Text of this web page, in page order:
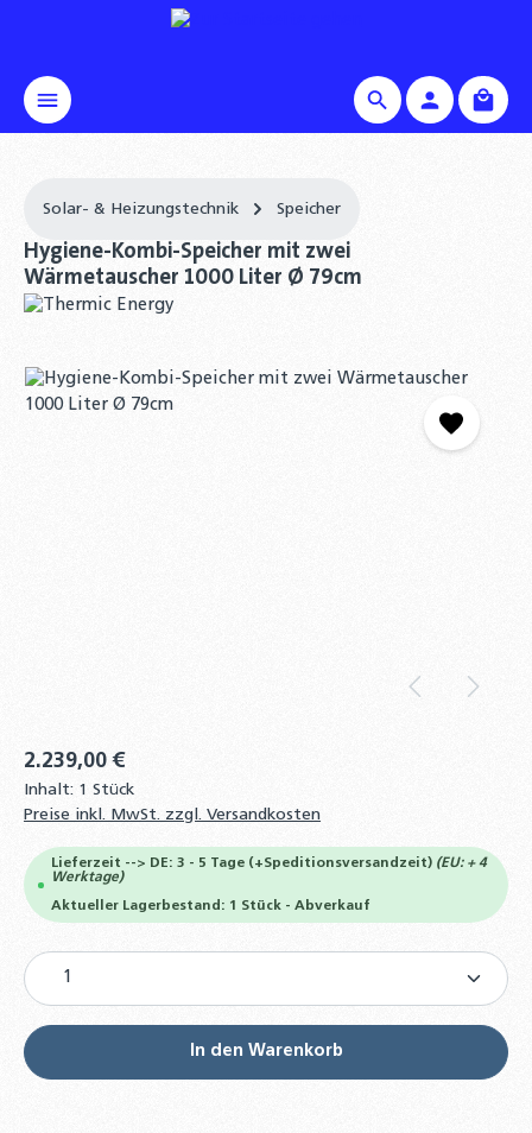
Solar- & Heizungstechnik Speicher
Hygiene-Kombi-Speicher mit zwei
Wärmetauscher 1000 Liter Ø 79cm
Bildergalerie überspringen
2.239,00 €
Inhalt: 1 Stück
Preise inkl. MwSt. zzgl. Versandkosten
Lieferzeit --> DE: 3 - 5 Tage (+Speditionsversandzeit) (EU: + 4
Werktage)
Aktueller Lagerbestand: 1 Stück - Abverkauf
Produkt Anzahl: Gib den gewünschten Wert ein
In den Warenkorb